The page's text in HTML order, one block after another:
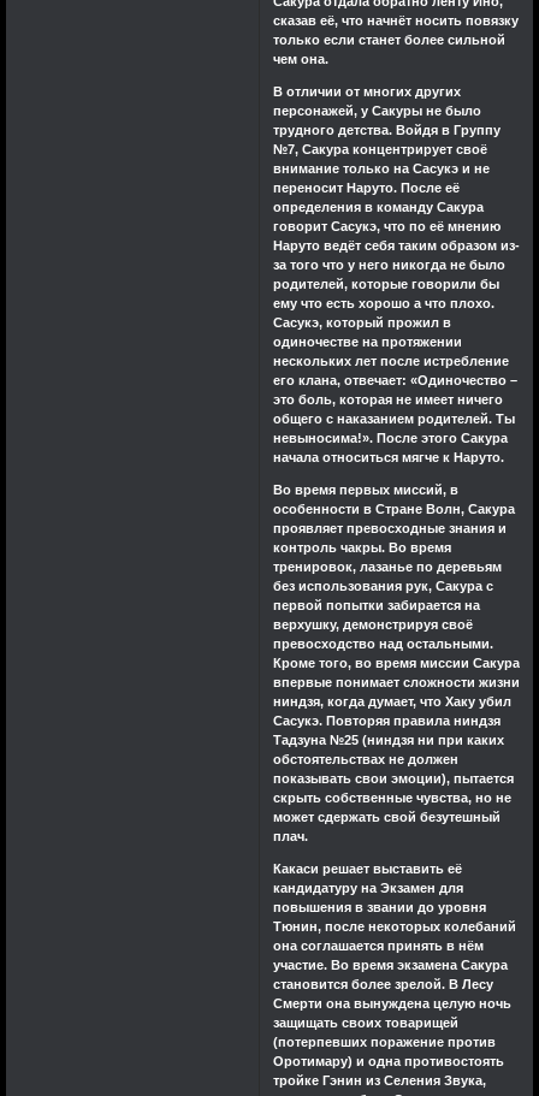
сказав её, что начнёт носить повязку
только если станет более сильной
чем она.
В отличии от многих других
персонажей, у Сакуры не было
трудного детства. Войдя в Группу
№7, Сакура концентрирует своё
внимание только на Сасукэ и не
переносит Наруто. После её
определения в команду Сакура
говорит Сасукэ, что по её мнению
Наруто ведёт себя таким образом из-
за того что у него никогда не было
родителей, которые говорили бы
ему что есть хорошо а что плохо.
Сасукэ, который прожил в
одиночестве на протяжении
нескольких лет после истребление
его клана, отвечает: «Одиночество –
это боль, которая не имеет ничего
общего с наказанием родителей. Ты
невыносима!». После этого Сакура
начала относиться мягче к Наруто.
Во время первых миссий, в
особенности в Стране Волн, Сакура
проявляет превосходные знания и
контроль чакры. Во время
тренировок, лазанье по деревьям
без использования рук, Сакура с
первой попытки забирается на
верхушку, демонстрируя своё
превосходство над остальными.
Кроме того, во время миссии Сакура
впервые понимает сложности жизни
ниндзя, когда думает, что Хаку убил
Сасукэ. Повторяя правила ниндзя
Тадзуна №25 (ниндзя ни при каких
обстоятельствах не должен
показывать свои эмоции), пытается
скрыть собственные чувства, но не
может сдержать свой безутешный
плач.
Какаси решает выставить её
кандидатуру на Экзамен для
повышения в звании до уровня
Тюнин, после некоторых колебаний
она соглашается принять в нём
участие. Во время экзамена Сакура
становится более зрелой. В Лесу
Смерти она вынуждена целую ночь
защищать своих товарищей
(потерпевших поражение против
Оротимару) и одна противостоять
тройке Гэнин из Селения Звука,